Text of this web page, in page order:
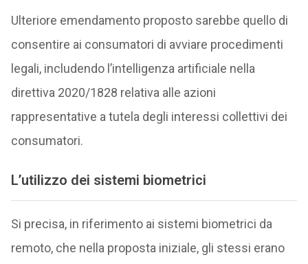
Ulteriore emendamento proposto sarebbe quello di
consentire ai consumatori di avviare procedimenti
legali, includendo l’intelligenza artificiale nella
direttiva 2020/1828 relativa alle azioni
rappresentative a tutela degli interessi collettivi dei
consumatori.
L’utilizzo dei sistemi biometrici
Si precisa, in riferimento ai sistemi biometrici da
remoto, che nella proposta iniziale, gli stessi erano